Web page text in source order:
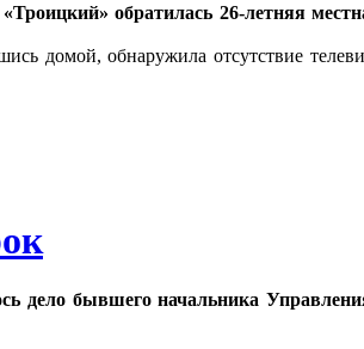
обратилась 26‑летняя
домой, обнаружила отсутствие
дело бывшего начальника